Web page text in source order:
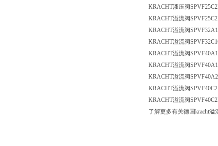
KRACHT液压阀
KRACHT溢流阀
KRACHT溢流阀
KRACHT溢流阀
KRACHT溢流阀
KRACHT溢流阀
KRACHT溢流阀
KRACHT溢流阀
KRACHT溢流阀
了解更多有关德国kracht